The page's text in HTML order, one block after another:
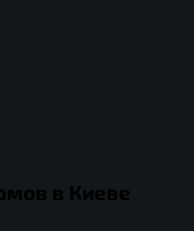
в Киеве